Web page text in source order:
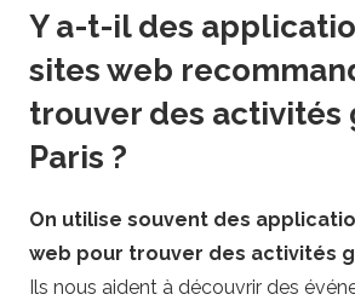
Y a-t-il des
sites web
trouver des activités
Paris ?
On utilise souvent des
web pour trouver des activités
Ils nous aident à découvrir des